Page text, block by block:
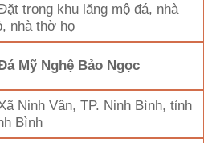
trong khu lăng mộ đá, nhà
nhà thờ họ
Mỹ Nghệ Bảo Ngọc
Ninh Vân, TP. Ninh Bình, tỉnh
Bình